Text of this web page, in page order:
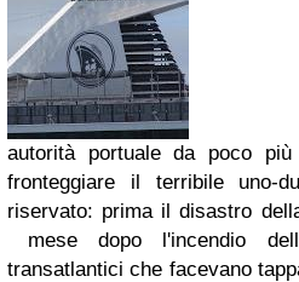
autorità portuale da poco
fronteggiare il terribile
riservato: prima il disastro
mese dopo l'incendio
transatlantici che facevano